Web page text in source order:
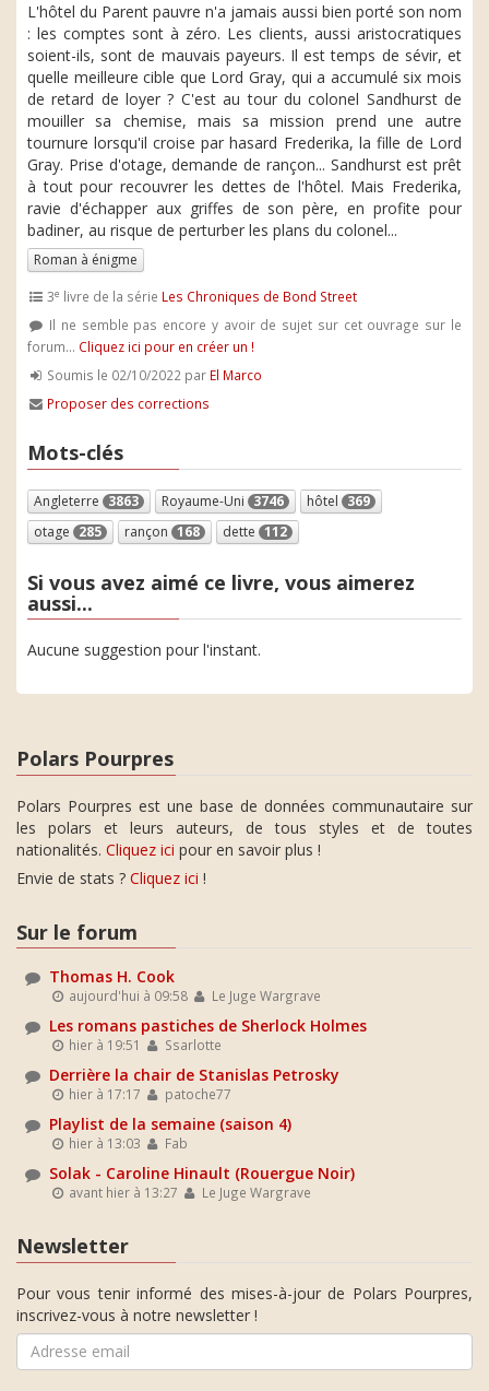
L'hôtel du Parent pauvre n'a jamais aussi bien porté son nom
: les comptes sont à zéro. Les clients, aussi aristocratiques
soient-ils, sont de mauvais payeurs. Il est temps de sévir, et
quelle meilleure cible que Lord Gray, qui a accumulé six mois
de retard de loyer ? C'est au tour du colonel Sandhurst de
mouiller sa chemise, mais sa mission prend une autre
tournure lorsqu'il croise par hasard Frederika, la fille de Lord
Gray. Prise d'otage, demande de rançon... Sandhurst est prêt
à tout pour recouvrer les dettes de l'hôtel. Mais Frederika,
ravie d'échapper aux griffes de son père, en profite pour
badiner, au risque de perturber les plans du colonel...
Roman à énigme
3e livre de la série Les Chroniques de Bond Street
Il ne semble pas encore y avoir de sujet sur cet ouvrage sur le
forum... Cliquez ici pour en créer un !
Soumis le 02/10/2022 par El Marco
Proposer des corrections
Mots-clés
Angleterre 3863 Royaume-Uni 3746 hôtel 369
otage 285 rançon 168 dette 112
Si vous avez aimé ce livre, vous aimerez
aussi...
Aucune suggestion pour l'instant.
Polars Pourpres
Polars Pourpres est une base de données communautaire sur
les polars et leurs auteurs, de tous styles et de toutes
nationalités. Cliquez ici pour en savoir plus !
Envie de stats ? Cliquez ici !
Sur le forum
Thomas H. Cook
aujourd'hui à 09:58 Le Juge Wargrave
Les romans pastiches de Sherlock Holmes
hier à 19:51 Ssarlotte
Derrière la chair de Stanislas Petrosky
hier à 17:17 patoche77
Playlist de la semaine (saison 4)
hier à 13:03 Fab
Solak - Caroline Hinault (Rouergue Noir)
avant hier à 13:27 Le Juge Wargrave
Newsletter
Pour vous tenir informé des mises-à-jour de Polars Pourpres,
inscrivez-vous à notre newsletter !